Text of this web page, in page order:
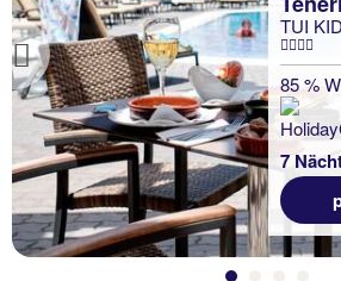
Previous
TUI
85 %
7